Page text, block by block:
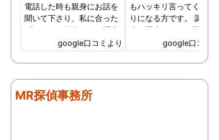
電話した時も親身にお話を
聞いて下さり、私に合った
プランで15日位かけて調査
してもらいました。 噂通り
調査も細かく、こんな所ま
でしっかり撮ってくれたん
拠で旦那と今後の話しが早
く進みそうです。また結果
google口コミより
もハッキリ言ってくれて
りになる方です。 調査
書の写真もいつも驚かさ
てどうやって撮ったのか
くと面白い話し聞かせて
れますね。 問題がない
google口コミ
MR探偵事務所